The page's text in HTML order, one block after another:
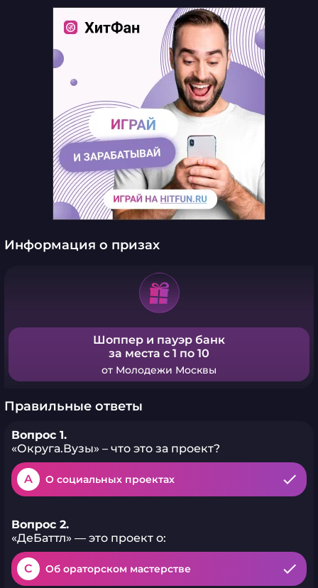
Информация о призах
Шоппер и пауэр банк
за места с 1 по 10
от Молодежи Москвы
Правильные ответы
Вопрос 1.
«Округа.Вузы» – что это за проект?
A О социальных проектах
Вопрос 2.
«ДеБаттл» — это проект о:
C Об ораторском мастерстве